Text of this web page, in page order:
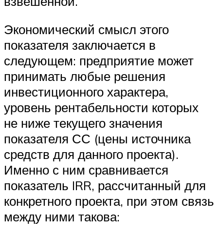
Экономический смысл этого
показателя заключается в
следующем: предприятие может
принимать любые решения
инвестиционного характера,
уровень рентабельности которых
не ниже текущего значения
показателя СС (цены источника
средств для данного проекта).
Именно с ним сравнивается
показатель IRR, рассчитанный для
конкретного проекта, при этом связь
между ними такова: